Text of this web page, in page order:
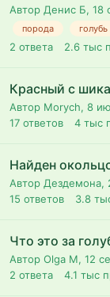
Автор Денис Б, 18
порода голубь
2 ответа 2.6 тыс
Красный с
Автор Morych, 8
17 ответов 4 тыс
Найден
Автор Дездемона,
15 ответов 3.8
Что это за
Автор Olga M, 12
2 ответа 4.1 тыс